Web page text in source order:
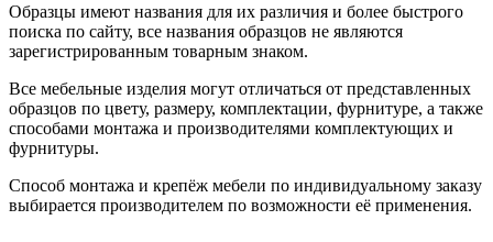
Образцы имеют названия для их различия и более быстрого
поиска по сайту, все названия образцов не являются
зарегистрированным товарным знаком.
Все мебельные изделия могут отличаться от представленных
образцов по цвету, размеру, комплектации, фурнитуре, а также
способами монтажа и производителями комплектующих и
фурнитуры.
Способ монтажа и крепёж мебели по индивидуальному заказу
выбирается производителем по возможности её применения.